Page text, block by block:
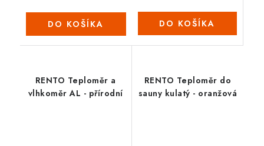
DO KOŠÍKA DO KOŠÍKA
RENTO Teploměr a
vlhkoměr AL - přírodní
RENTO Teploměr do
sauny kulatý - oranžová